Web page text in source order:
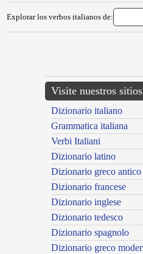
Explorar los verbos italianos de:
Visite nuestros sitios
Dizionario italiano
Grammatica italiana
Verbi Italiani
Dizionario latino
Dizionario greco antico
Dizionario francese
Dizionario inglese
Dizionario tedesco
Dizionario spagnolo
Dizionario greco